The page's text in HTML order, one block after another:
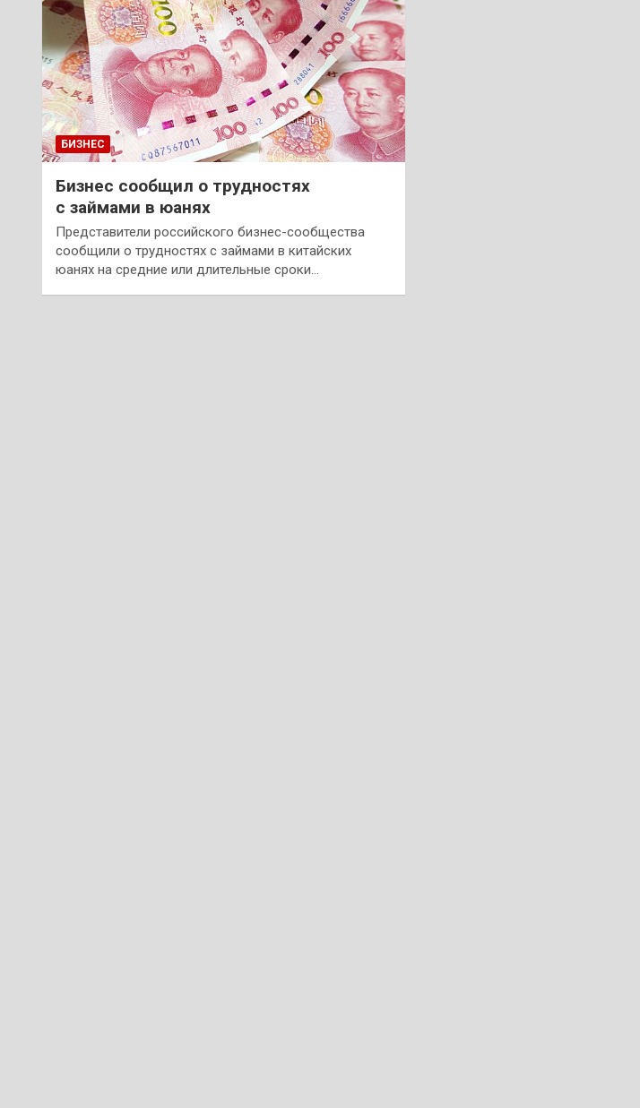
БИЗНЕС
Бизнес сообщил о трудностях
с займами в юанях
Представители российского бизнес-сообщества
сообщили о трудностях с займами в китайских
юанях на средние или длительные сроки…